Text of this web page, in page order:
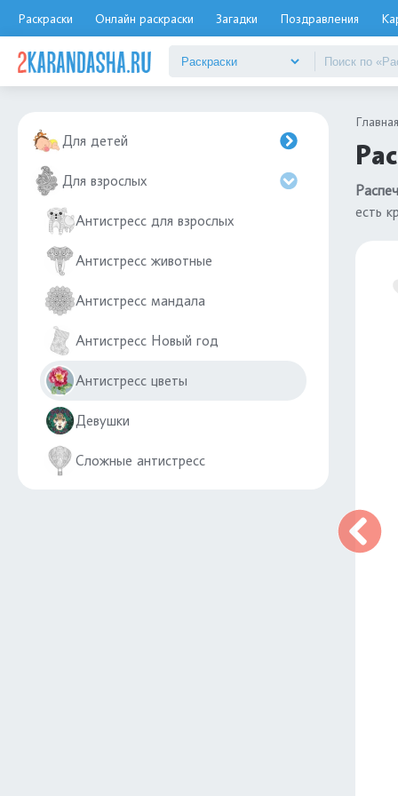
Раскраски Онлайн раскраски Загадки Поздравления
Для детей
Для взрослых
Антистресс для взрослых
Антистресс животные
Антистресс мандала
Антистресс Новый год
Антистресс цветы
Девушки
Сложные антистресс
Главная
есть